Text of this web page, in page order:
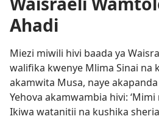
Ahadi
Miezi miwili hivi baada ya
walifika kwenye Mlima Sinai na
akamwita Musa, naye
Yehova akamwambia hivi:
Ikiwa watanitii na kushika